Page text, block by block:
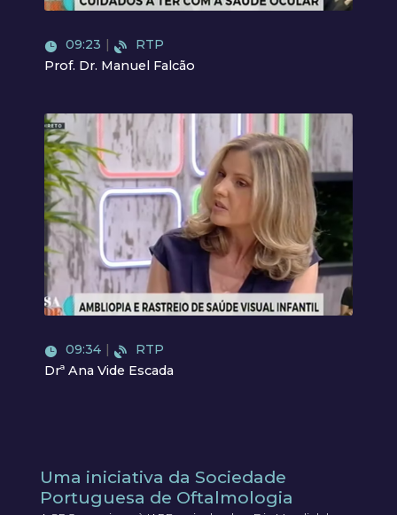
09:23 |
RTP
Prof. Dr. Manuel Falcão
Video
09:34 |
RTP
Drª Ana Vide Escada
Uma iniciativa da Sociedade
Portuguesa de Oftalmologia